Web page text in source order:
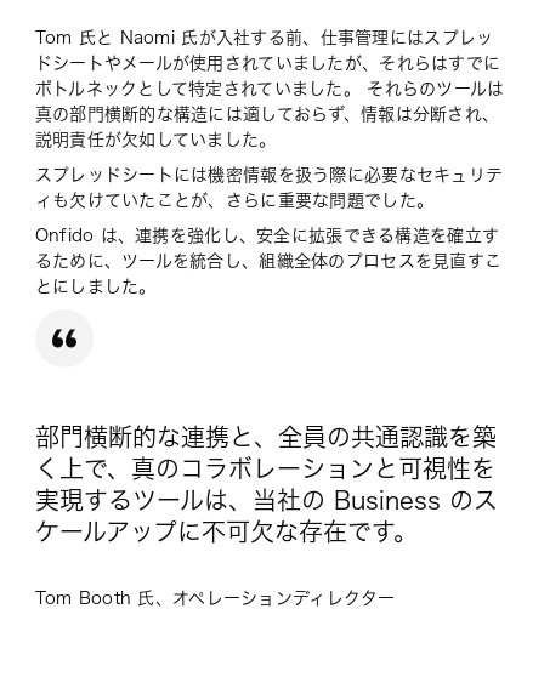
Tom 氏と Naomi 氏が入社する前、仕事管理にはスプレッ
ドシートやメールが使用されていましたが、それらはすでに
ボトルネックとして特定されていました。 それらのツールは
真の部門横断的な構造には適しておらず、情報は分断され、
説明責任が欠如していました。
スプレッドシートには機密情報を扱う際に必要なセキュリテ
ィも欠けていたことが、さらに重要な問題でした。
Onfido は、連携を強化し、安全に拡張できる構造を確立す
るために、ツールを統合し、組織全体のプロセスを見直すこ
とにしました。
部門横断的な連携と、全員の共通認識を築
く上で、真のコラボレーションと可視性を
実現するツールは、当社の Business のス
ケールアップに不可欠な存在です。
Tom Booth 氏、オペレーションディレクター